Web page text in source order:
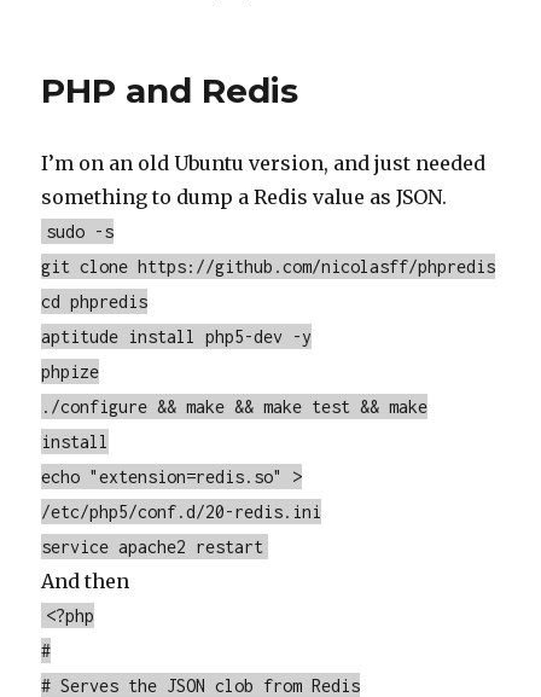
PHP and Redis
I’m on an old Ubuntu version, and just needed
something to dump a Redis value as JSON.
sudo -s
git clone https://github.com/nicolasff/phpredis
cd phpredis
aptitude install php5-dev -y
phpize
./configure && make && make test && make
install
echo "extension=redis.so" >
/etc/php5/conf.d/20-redis.ini
service apache2 restart
And then
<?php
#
# Serves the JSON clob from Redis